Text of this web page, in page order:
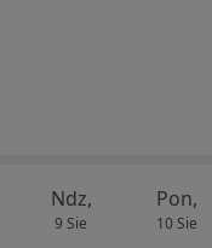
Ndz,
9 Sie
Pon,
10 Sie